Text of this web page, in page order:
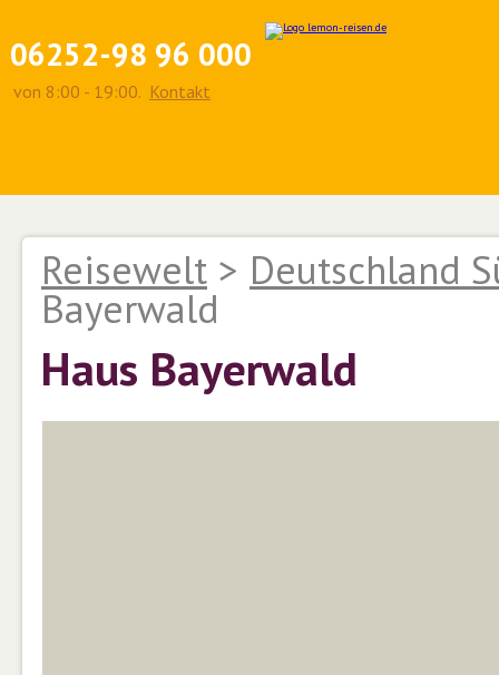
06252-98 96 000
von 8:00 - 19:00. Kontakt
Reisewelt > Deutschland
Bayerwald
Haus Bayerwald